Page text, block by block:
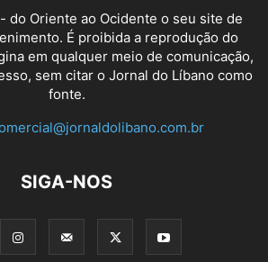
do Oriente ao Ocidente o seu site de
É proibida a reprodução do
em qualquer meio de comunicação,
sem citar o Jornal do Líbano como
fonte.
SIGA-NOS